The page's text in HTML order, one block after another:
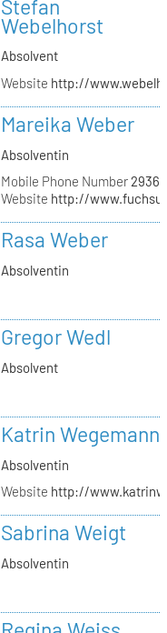
Stefan
Webelhorst
Absolvent
Website http://
Mareika Weber
Absolventin
Mobile Phone Number
Website http://
Rasa Weber
Absolventin
Gregor Wedl
Absolvent
Katrin Wegemann
Absolventin
Website http://
Sabrina Weigt
Absolventin